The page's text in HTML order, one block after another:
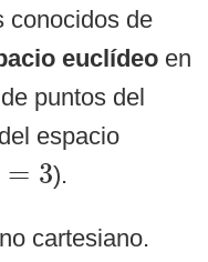
conocidos de
euclídeo en
puntos del
espacio
= 3).
cartesiano.